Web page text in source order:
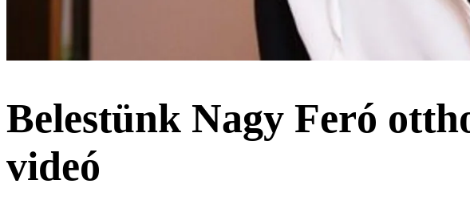
Belestünk Nagy Feró
videó